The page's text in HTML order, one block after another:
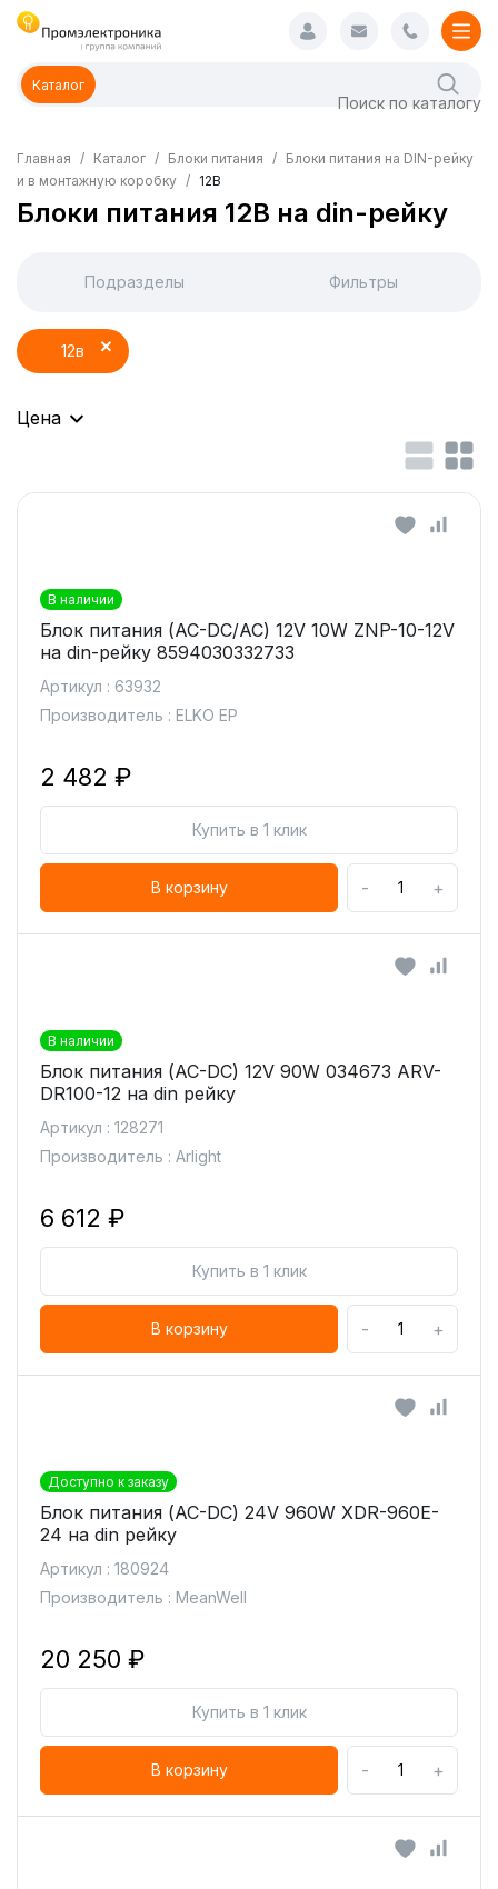
Каталог
Главная Каталог Блоки питания
Блоки питания на DIN-рейку
и в монтажную коробку
12В
Блоки питания 12В на din-рейку
Подразделы Фильтры
12в
Цена
В наличии
Блок питания (AC-DC/AC) 12V 10W ZNP-10-12V
на din-рейку 8594030332733
Артикул : 63932
Производитель : ELKO EP
2 482 ₽
Купить в 1 клик
В корзину - +
В наличии
Блок питания (AC-DC) 12V 90W 034673 ARV-
DR100-12 на din рейку
Артикул : 128271
Производитель : Arlight
6 612 ₽
Купить в 1 клик
В корзину - +
Доступно к заказу
Блок питания (AC-DC) 24V 960W XDR-960E-
24 на din рейку
Артикул : 180924
Производитель : MeanWell
20 250 ₽
Купить в 1 клик
В корзину - +